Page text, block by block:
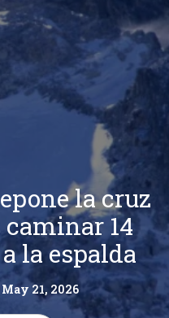
la cruz
14
la espalda
May 21, 2026